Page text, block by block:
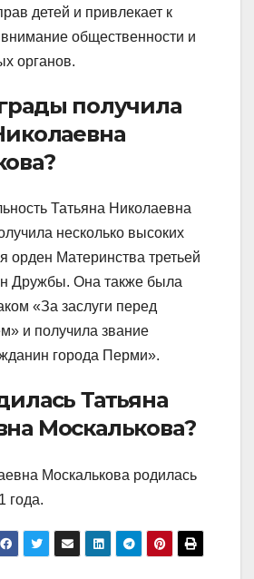
детей и привлекает к
общественности и
органов.
получила
Татьяна Николаевна
несколько высоких
орден Материнства третьей
Дружбы. Она также была
«За заслуги перед
и получила звание
города Перми».
Татьяна
Москалькова?
Москалькова родилась
года.